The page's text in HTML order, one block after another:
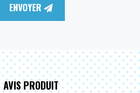
ENVOYER
AVIS PRODUIT